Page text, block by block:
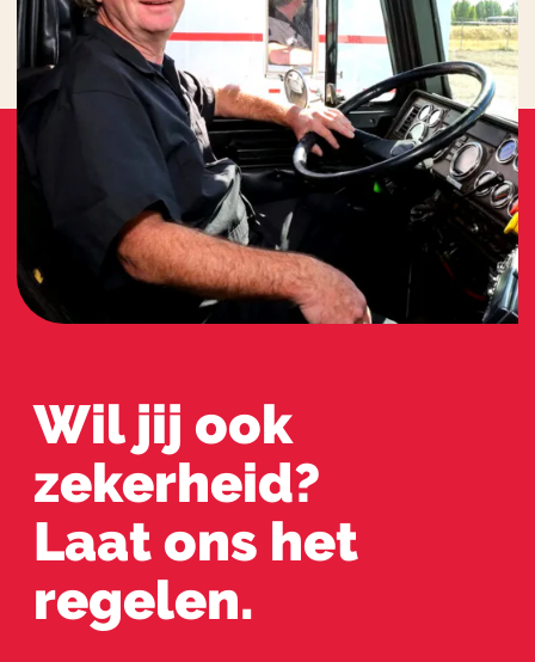
Wil jij ook
zekerheid?
Laat ons het
regelen.